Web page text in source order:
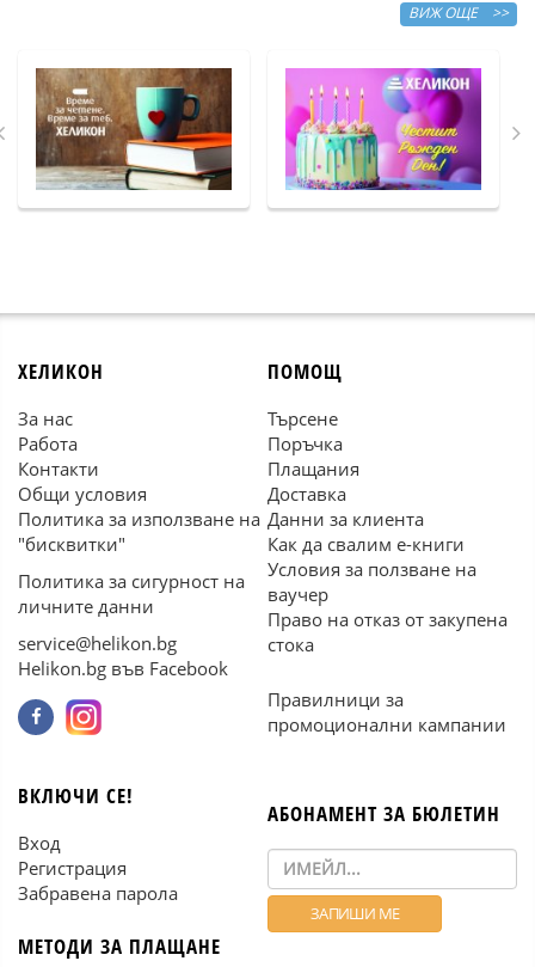
ВИЖ ОЩЕ >>
ХЕЛИКОН
За нас
Работа
Контакти
Общи условия
Политика за използване на
"бисквитки"
Политика за сигурност на
личните данни
service@helikon.bg
Helikon.bg във Facebook
ПОМОЩ
Търсене
Поръчка
Плащания
Доставка
Данни за клиента
Как да свалим е-книги
Условия за ползване на
ваучер
Право на отказ от закупена
стока
Правилници за
промоционални кампании
ВКЛЮЧИ СЕ!
Вход
Регистрация
Забравена парола
МЕТОДИ ЗА ПЛАЩАНЕ
АБОНАМЕНТ ЗА БЮЛЕТИН